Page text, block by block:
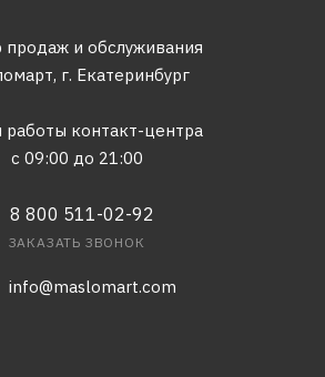
продаж и обслуживания
г. Екатеринбург
работы контакт-центра
с 09:00 до 21:00
8 800 511-02-92
ЗАКАЗАТЬ ЗВОНОК
info@maslomart.com